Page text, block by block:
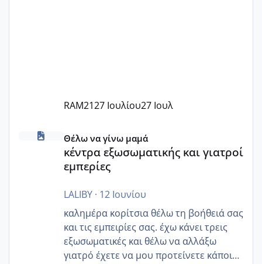
RAM2127 Ιουλίου27 Ιουλ
κέντρα εξωσωματικής και γιατροί εμπερίες
Θέλω να γίνω μαμά
κέντρα εξωσωματικής και γιατροί
εμπερίες
LALIBY· 12 Ιουνίου
καλημέρα κορίτσια θέλω τη βοήθειά σας
και τις εμπειρίες σας. έχω κάνει τρεις
εξωσωματικές και θέλω να αλλάξω
γιατρό έχετε να μου προτείνετε κάποιον